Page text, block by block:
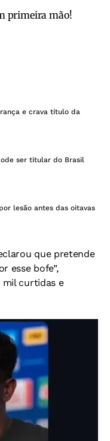
primeira mão!
e crava título da
ser titular do Brasil
lesão antes das oitavas
que pretende
esse bofe”,
mil curtidas e